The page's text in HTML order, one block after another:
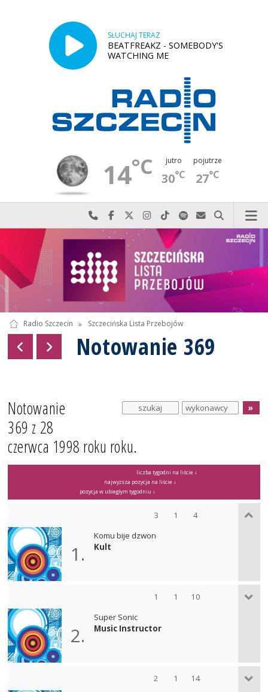
SŁUCHAJ TERAZ
BEATFREAKZ - SOMEBODY'S
WATCHING ME
14°C jutro
30°C
pojutrze
27°C
Najlepiej po prostu do nas zadzwoń
Odwiedź nas na Facebook-u
Odwiedź nas na X
Odwiedź nas na Instagram-ie
Odwiedź nas na TikTok-u
Szukaj nas na Spotify
Wyślij do nas
Szukaj
Radio Szczecin » Szczecińska Lista Przebojów
Notowanie 369
Notowanie
369 z 28
czerwca 1998 roku roku.
liczba tygodni na liście ↓
najwyższa pozycja na liście ↓
pozycja w ubiegłym tygodniu ↓
3 1 4
1.
Komu bije dzwon
Kult
1 1 10
2.
Super Sonic
Music Instructor
2 1 14